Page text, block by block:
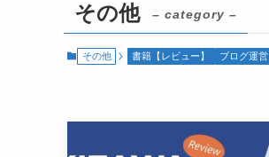
その他 – category –
その他 書籍【レビュー】 ブログ運営